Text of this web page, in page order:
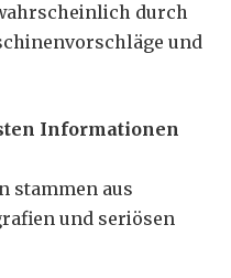
durch
und
Informationen
stammen aus
und seriösen